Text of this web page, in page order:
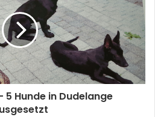
Hunde in Dudelange